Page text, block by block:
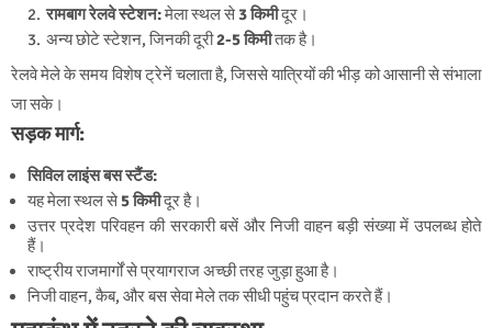
रामबाग रेलवे स्टेशन:मेला स्थल से3 किमीदूर।
अन्य छोटे स्टेशन, जिनकी दूरी2-5 किमीतक है।
रेलवे मेले के समय विशेष ट्रेनें चलाता है, जिससे यात्रियों की भीड़ को आसानी से संभाला
जा सके।
सड़क मार्ग:
सिविल लाइंस बस स्टैंड:
यह मेला स्थल से5 किमीदूर है।
उत्तर प्रदेश परिवहन की सरकारी बसें और निजी वाहन बड़ी संख्या में उपलब्ध होते
हैं।
राष्ट्रीय राजमार्गों से प्रयागराज अच्छी तरह जुड़ा हुआ है।
निजी वाहन, कैब, और बस सेवा मेले तक सीधी पहुंच प्रदान करते हैं।